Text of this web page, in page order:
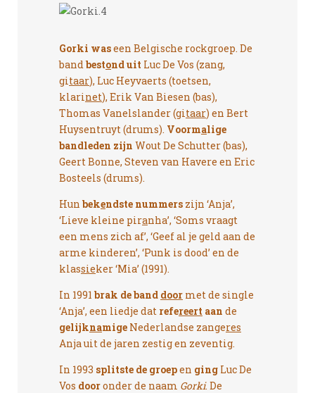
Gorki waseen Belgische rockgroep. De
bandbestond uit Luc De Vos (zang,
gitaar), Luc Heyvaerts (toetsen,
klarinet), Erik Van Biesen (bas),
Thomas Vanelslander (gitaar) en Bert
Huysentruyt (drums). Voormalige
bandleden zijn Wout De Schutter (bas),
Geert Bonne, Steven van Havere en Eric
Bosteels (drums).
Hun bekendste nummers zijn ‘Anja’,
‘Lieve kleine piranha’, ‘Soms vraagt
een mens zich af’, ‘Geef al je geld aan de
arme kinderen’, ‘Punk is dood’ en de
klassieker ‘Mia’ (1991).
In 1991 brak de band door met de single
‘Anja’, een liedje dat refereert aan de
gelijknamige Nederlandse zangeres
Anja uit de jaren zestig en zeventig.
In 1993 splitste de groepen ging Luc De
Vos dooronder de naam Gorki. De